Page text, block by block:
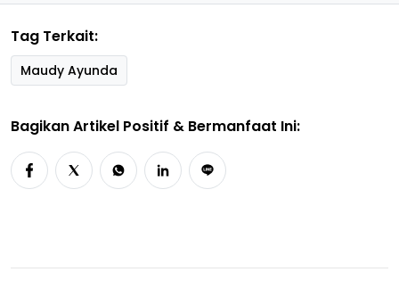
Tag Terkait:
Maudy Ayunda
Bagikan Artikel Positif & Bermanfaat Ini: